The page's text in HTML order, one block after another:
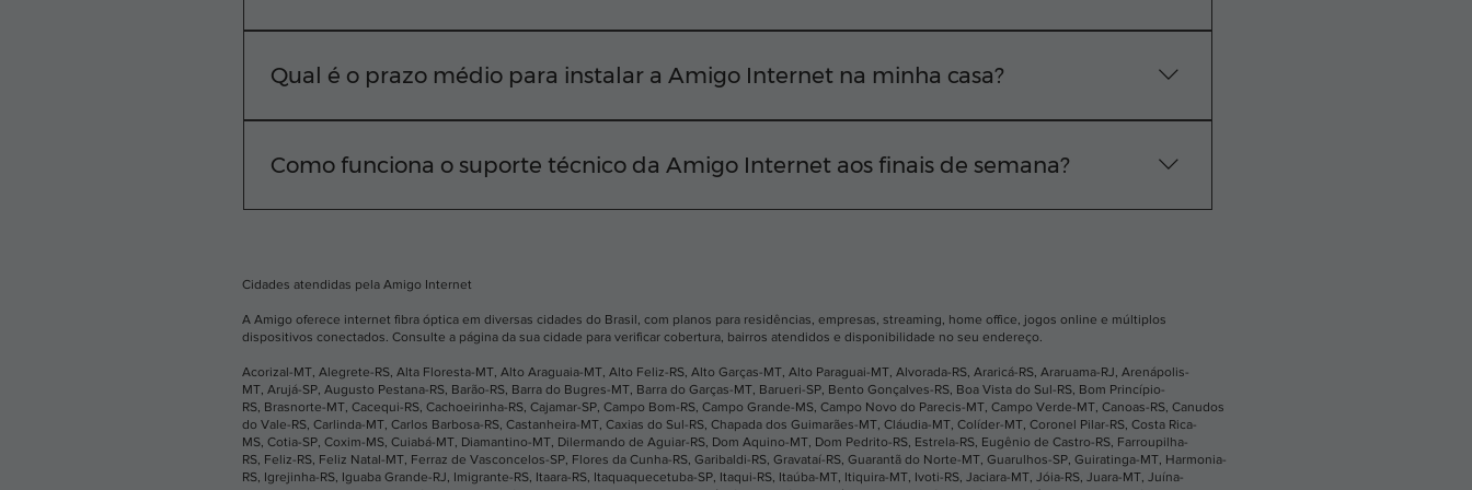
rua, basta digitar seu CEP em nosso site ou chamar nossa equipe diretamente pelo WhatsApp.
Qual é o prazo médio para instalar a Amigo Internet na minha casa?
equipe técnica realiza a instalação na sua residência em até 2 dias úteis.
Como funciona o suporte técnico da Amigo Internet aos finais de semana?
Cidades atendidas pela Amigo Internet
A Amigo oferece internet fibra óptica em diversas cidades do Brasil, com planos para residências, empresas, streaming, home office, jogos online e múltiplos
dispositivos conectados. Consulte a página da sua cidade para verificar cobertura, bairros atendidos e disponibilidade no seu endereço.
Acorizal-MT, Alegrete-RS, Alta Floresta-MT, Alto Araguaia-MT, Alto Feliz-RS, Alto Garças-MT, Alto Paraguai-MT, Alvorada-RS, Araricá-RS, Araruama-RJ, Arenápolis-
MT, Arujá-SP, Augusto Pestana-RS, Barão-RS, Barra do Bugres-MT, Barra do Garças-MT, Barueri-SP, Bento Gonçalves-RS, Boa Vista do Sul-RS, Bom Princípio-
RS, Brasnorte-MT, Cacequi-RS, Cachoeirinha-RS, Cajamar-SP, Campo Bom-RS, Campo Grande-MS, Campo Novo do Parecis-MT, Campo Verde-MT, Canoas-RS, Canudos
do Vale-RS, Carlinda-MT, Carlos Barbosa-RS, Castanheira-MT, Caxias do Sul-RS, Chapada dos Guimarães-MT, Cláudia-MT, Colíder-MT, Coronel Pilar-RS, Costa Rica-
MS, Cotia-SP, Coxim-MS, Cuiabá-MT, Diamantino-MT, Dilermando de Aguiar-RS, Dom Aquino-MT, Dom Pedrito-RS, Estrela-RS, Eugênio de Castro-RS, Farroupilha-
RS, Feliz-RS, Feliz Natal-MT, Ferraz de Vasconcelos-SP, Flores da Cunha-RS, Garibaldi-RS, Gravataí-RS, Guarantã do Norte-MT, Guarulhos-SP, Guiratinga-MT, Harmonia-
RS, Igrejinha-RS, Iguaba Grande-RJ, Imigrante-RS, Itaara-RS, Itaquaquecetuba-SP, Itaqui-RS, Itaúba-MT, Itiquira-MT, Ivoti-RS, Jaciara-MT, Jóia-RS, Juara-MT, Juína-